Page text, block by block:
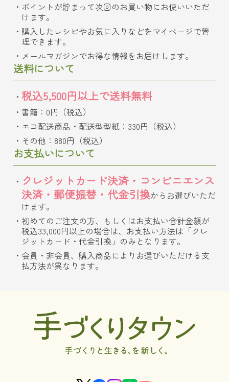
ポイントが貯まって次回のお買い物にお使いいただ
けます。
購入したレシピやお気に入りなどをマイページで管
理できます。
メールマガジンでお得な情報をお届けします。
送料について
税込5,500円以上で送料無料
書籍：0円（税込）
エコ配送商品・配送型型紙：330円（税込）
その他：880円（税込）
お支払いについて
クレジットカード決済・コンビニエンス
決済・郵便振替・代金引換からお選びいただ
けます。
初めてのご注文の方、もしくはお支払い合計金額が
税込33,000円以上の場合は、お支払い方法は「クレ
ジットカード・代金引換」のみとなります。
会員・非会員、購入商品によりお選びいただける支
払方法が異なります。